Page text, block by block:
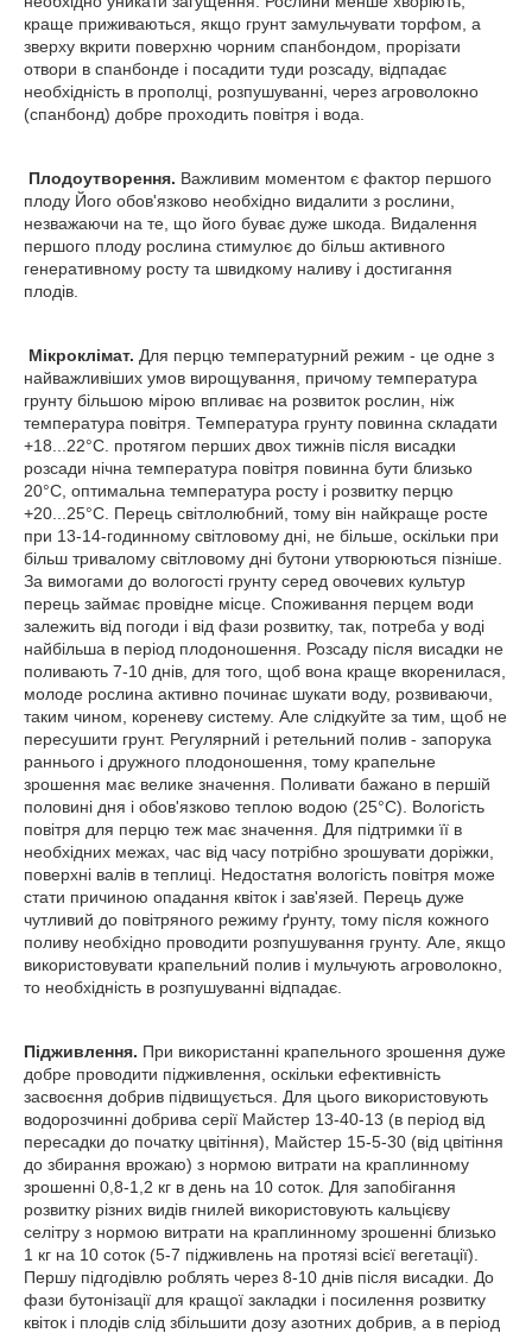
краще приживаються, якщо грунт замульчувати торфом, а
зверху вкрити поверхню чорним спанбондом, прорізати
отвори в спанбонде і посадити туди розсаду, відпадає
необхідність в прополці, розпушуванні, через агроволокно
(спанбонд) добре проходить повітря і вода.
Плодоутворення. Важливим моментом є фактор першого
плоду Його обов'язково необхідно видалити з рослини,
незважаючи на те, що його буває дуже шкода. Видалення
першого плоду рослина стимулює до більш активного
генеративному росту та швидкому наливу і достигання
плодів.
Мікроклімат. Для перцю температурний режим - це одне з
найважливіших умов вирощування, причому температура
грунту більшою мірою впливає на розвиток рослин, ніж
температура повітря. Температура грунту повинна складати
+18...22°С. протягом перших двох тижнів після висадки
розсади нічна температура повітря повинна бути близько
20°С, оптимальна температура росту і розвитку перцю
+20...25°С. Перець світлолюбний, тому він найкраще росте
при 13-14-годинному світловому дні, не більше, оскільки при
більш тривалому світловому дні бутони утворюються пізніше.
За вимогами до вологості грунту серед овочевих культур
перець займає провідне місце. Споживання перцем води
залежить від погоди і від фази розвитку, так, потреба у воді
найбільша в період плодоношення. Розсаду після висадки не
поливають 7-10 днів, для того, щоб вона краще вкоренилася,
молоде рослина активно починає шукати воду, розвиваючи,
таким чином, кореневу систему. Але слідкуйте за тим, щоб не
пересушити грунт. Регулярний і ретельний полив - запорука
раннього і дружного плодоношення, тому крапельне
зрошення має велике значення. Поливати бажано в першій
половині дня і обов'язково теплою водою (25°С). Вологість
повітря для перцю теж має значення. Для підтримки її в
необхідних межах, час від часу потрібно зрошувати доріжки,
поверхні валів в теплиці. Недостатня вологість повітря може
стати причиною опадання квіток і зав'язей. Перець дуже
чутливий до повітряного режиму ґрунту, тому після кожного
поливу необхідно проводити розпушування грунту. Але, якщо
використовувати крапельний полив і мульчують агроволокно,
то необхідність в розпушуванні відпадає.
Підживлення. При використанні крапельного зрошення дуже
добре проводити підживлення, оскільки ефективність
засвоєння добрив підвищується. Для цього використовують
водорозчинні добрива серії Майстер 13-40-13 (в період від
пересадки до початку цвітіння), Майстер 15-5-30 (від цвітіння
до збирання врожаю) з нормою витрати на краплинному
зрошенні 0,8-1,2 кг в день на 10 соток. Для запобігання
розвитку різних видів гнилей використовують кальцієву
селітру з нормою витрати на краплинному зрошенні близько
1 кг на 10 соток (5-7 підживлень на протязі всієї вегетації).
Першу підгодівлю роблять через 8-10 днів після висадки. До
фази бутонізації для кращої закладки і посилення розвитку
квіток і плодів слід збільшити дозу азотних добрив, а в період